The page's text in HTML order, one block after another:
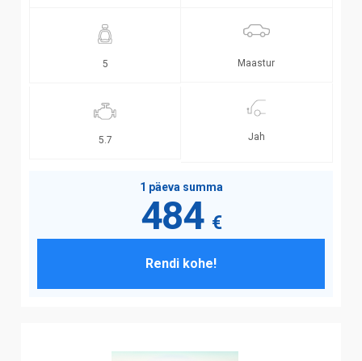
5 Maastur
5.7 Jah
1 päeva summa
484 €
Rendi kohe!